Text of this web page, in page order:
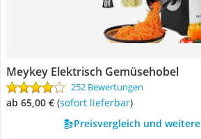
Meykey Elektrisch Gemüsehobel
252 Bewertungen
ab 65,00 € ( Sofort lieferbar)
Preisvergleich und